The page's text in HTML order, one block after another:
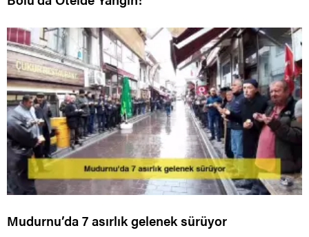
Mudurnu’da 7 asırlık gelenek sürüyor